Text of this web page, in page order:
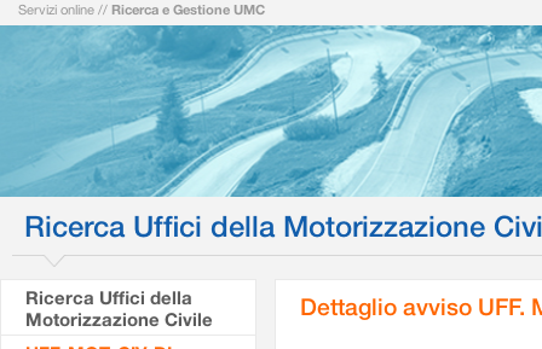
Servizi online // Ricerca e Gestione UMC
Ricerca Uffici della Motorizzazione
Ricerca Uffici della
Motorizzazione Civile
Dettaglio avviso UFF.